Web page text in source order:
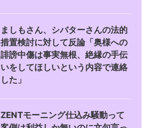
ましもさん、シバターさんの法的
措置検討に対して反論「奥様への
誹謗中傷は事実無根、絶縁の手伝
いをしてほしいという内容で連絡
した」
ZENTモーニング仕込み騒動って